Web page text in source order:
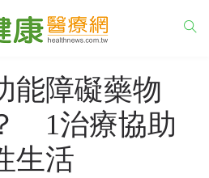
能障礙藥物
1治療協助
生活